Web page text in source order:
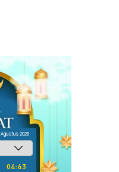
2026
04:43